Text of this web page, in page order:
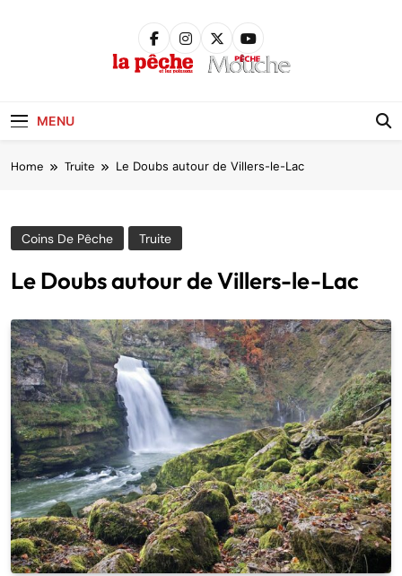
MENU
Home Truite Le Doubs autour de Villers-le-Lac
Coins De Pêche Truite
Le Doubs autour de Villers-le-Lac